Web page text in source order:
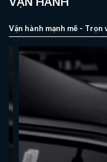
Vận hành mạnh mẽ -